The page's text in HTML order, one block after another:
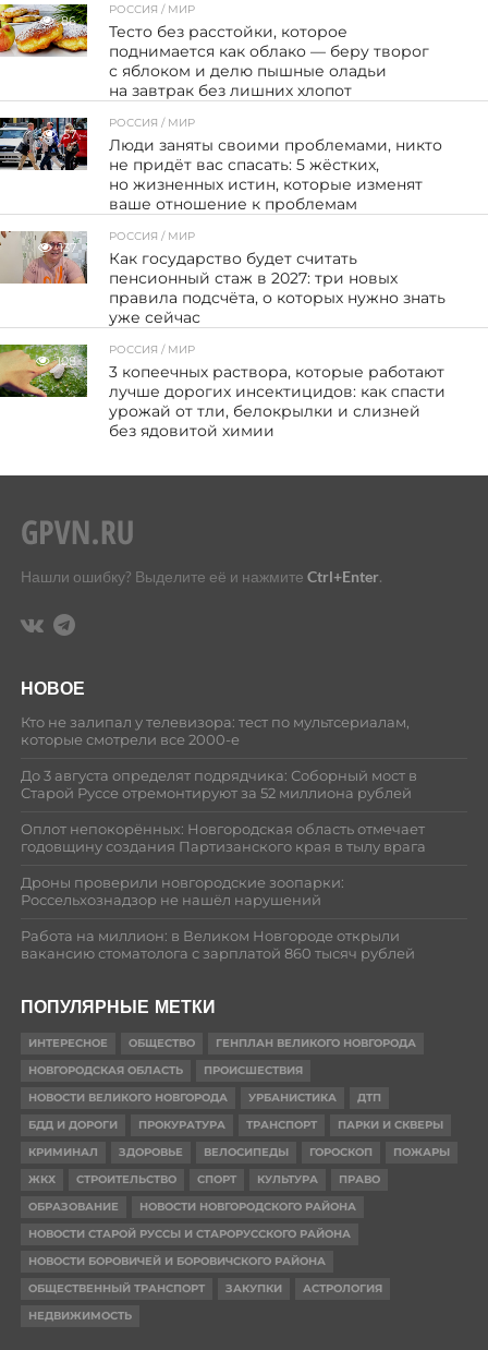
86
РОССИЯ / МИР
Тесто без расстойки, которое
поднимается как облако — беру творог
с яблоком и делю пышные оладьи
на завтрак без лишних хлопот
57
РОССИЯ / МИР
Люди заняты своими проблемами, никто
не придёт вас спасать: 5 жёстких,
но жизненных истин, которые изменят
ваше отношение к проблемам
137
РОССИЯ / МИР
Как государство будет считать
пенсионный стаж в 2027: три новых
правила подсчёта, о которых нужно знать
уже сейчас
108
РОССИЯ / МИР
3 копеечных раствора, которые работают
лучше дорогих инсектицидов: как спасти
урожай от тли, белокрылки и слизней
без ядовитой химии
Нашли ошибку? Выделите её и нажмите Ctrl+Enter.
НОВОЕ
Кто не залипал у телевизора: тест по мультсериалам,
которые смотрели все 2000-е
До 3 августа определят подрядчика: Соборный мост в
Старой Руссе отремонтируют за 52 миллиона рублей
Оплот непокорённых: Новгородская область отмечает
годовщину создания Партизанского края в тылу врага
Дроны проверили новгородские зоопарки:
Россельхознадзор не нашёл нарушений
Работа на миллион: в Великом Новгороде открыли
вакансию стоматолога с зарплатой 860 тысяч рублей
ПОПУЛЯРНЫЕ МЕТКИ
ИНТЕРЕСНОЕ ОБЩЕСТВО
ГЕНПЛАН ВЕЛИКОГО НОВГОРОДА
НОВГОРОДСКАЯ ОБЛАСТЬ
ПРОИСШЕСТВИЯ
НОВОСТИ ВЕЛИКОГО НОВГОРОДА
УРБАНИСТИКА
ДТП
БДД И ДОРОГИ
ПРОКУРАТУРА ТРАНСПОРТ
ПАРКИ И СКВЕРЫ
КРИМИНАЛ
ЗДОРОВЬЕ ВЕЛОСИПЕДЫ ГОРОСКОП
ПОЖАРЫ
ЖКХ
СТРОИТЕЛЬСТВО СПОРТ КУЛЬТУРА
ПРАВО
ОБРАЗОВАНИЕ
НОВОСТИ НОВГОРОДСКОГО РАЙОНА
НОВОСТИ СТАРОЙ РУССЫ И СТАРОРУССКОГО РАЙОНА
НОВОСТИ БОРОВИЧЕЙ И БОРОВИЧСКОГО РАЙОНА
ОБЩЕСТВЕННЫЙ ТРАНСПОРТ
ЗАКУПКИ
АСТРОЛОГИЯ
НЕДВИЖИМОСТЬ